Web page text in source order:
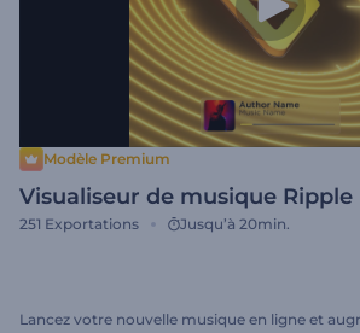
Modèle Premium
Visualiseur de musique Ripple
251 Exportations Jusqu’à 20min.
Lancez votre nouvelle musique en ligne et